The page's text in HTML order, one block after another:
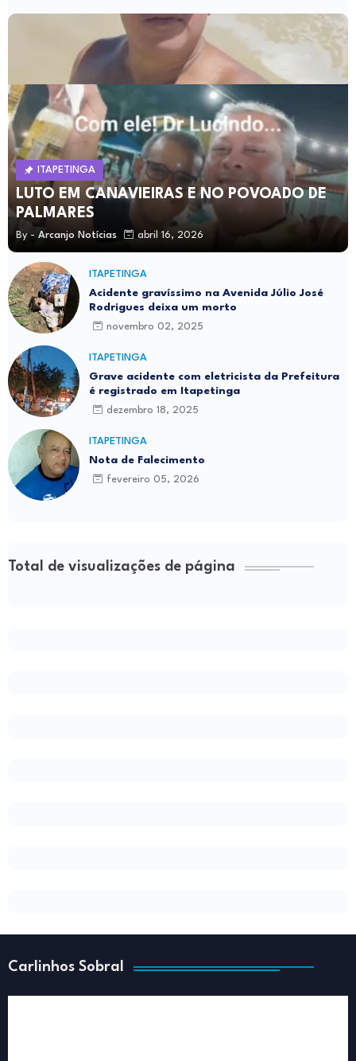
ITAPETINGA
LUTO EM CANAVIEIRAS E NO POVOADO DE
PALMARES
By - Arcanjo Notícias abril 16, 2026
ITAPETINGA
Acidente gravíssimo na Avenida Júlio José
Rodrigues deixa um morto
novembro 02, 2025
ITAPETINGA
Grave acidente com eletricista da Prefeitura
é registrado em Itapetinga
dezembro 18, 2025
ITAPETINGA
Nota de Falecimento
fevereiro 05, 2026
Total de visualizações de página
Carlinhos Sobral